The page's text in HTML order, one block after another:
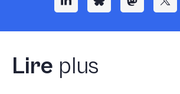
Lire plus